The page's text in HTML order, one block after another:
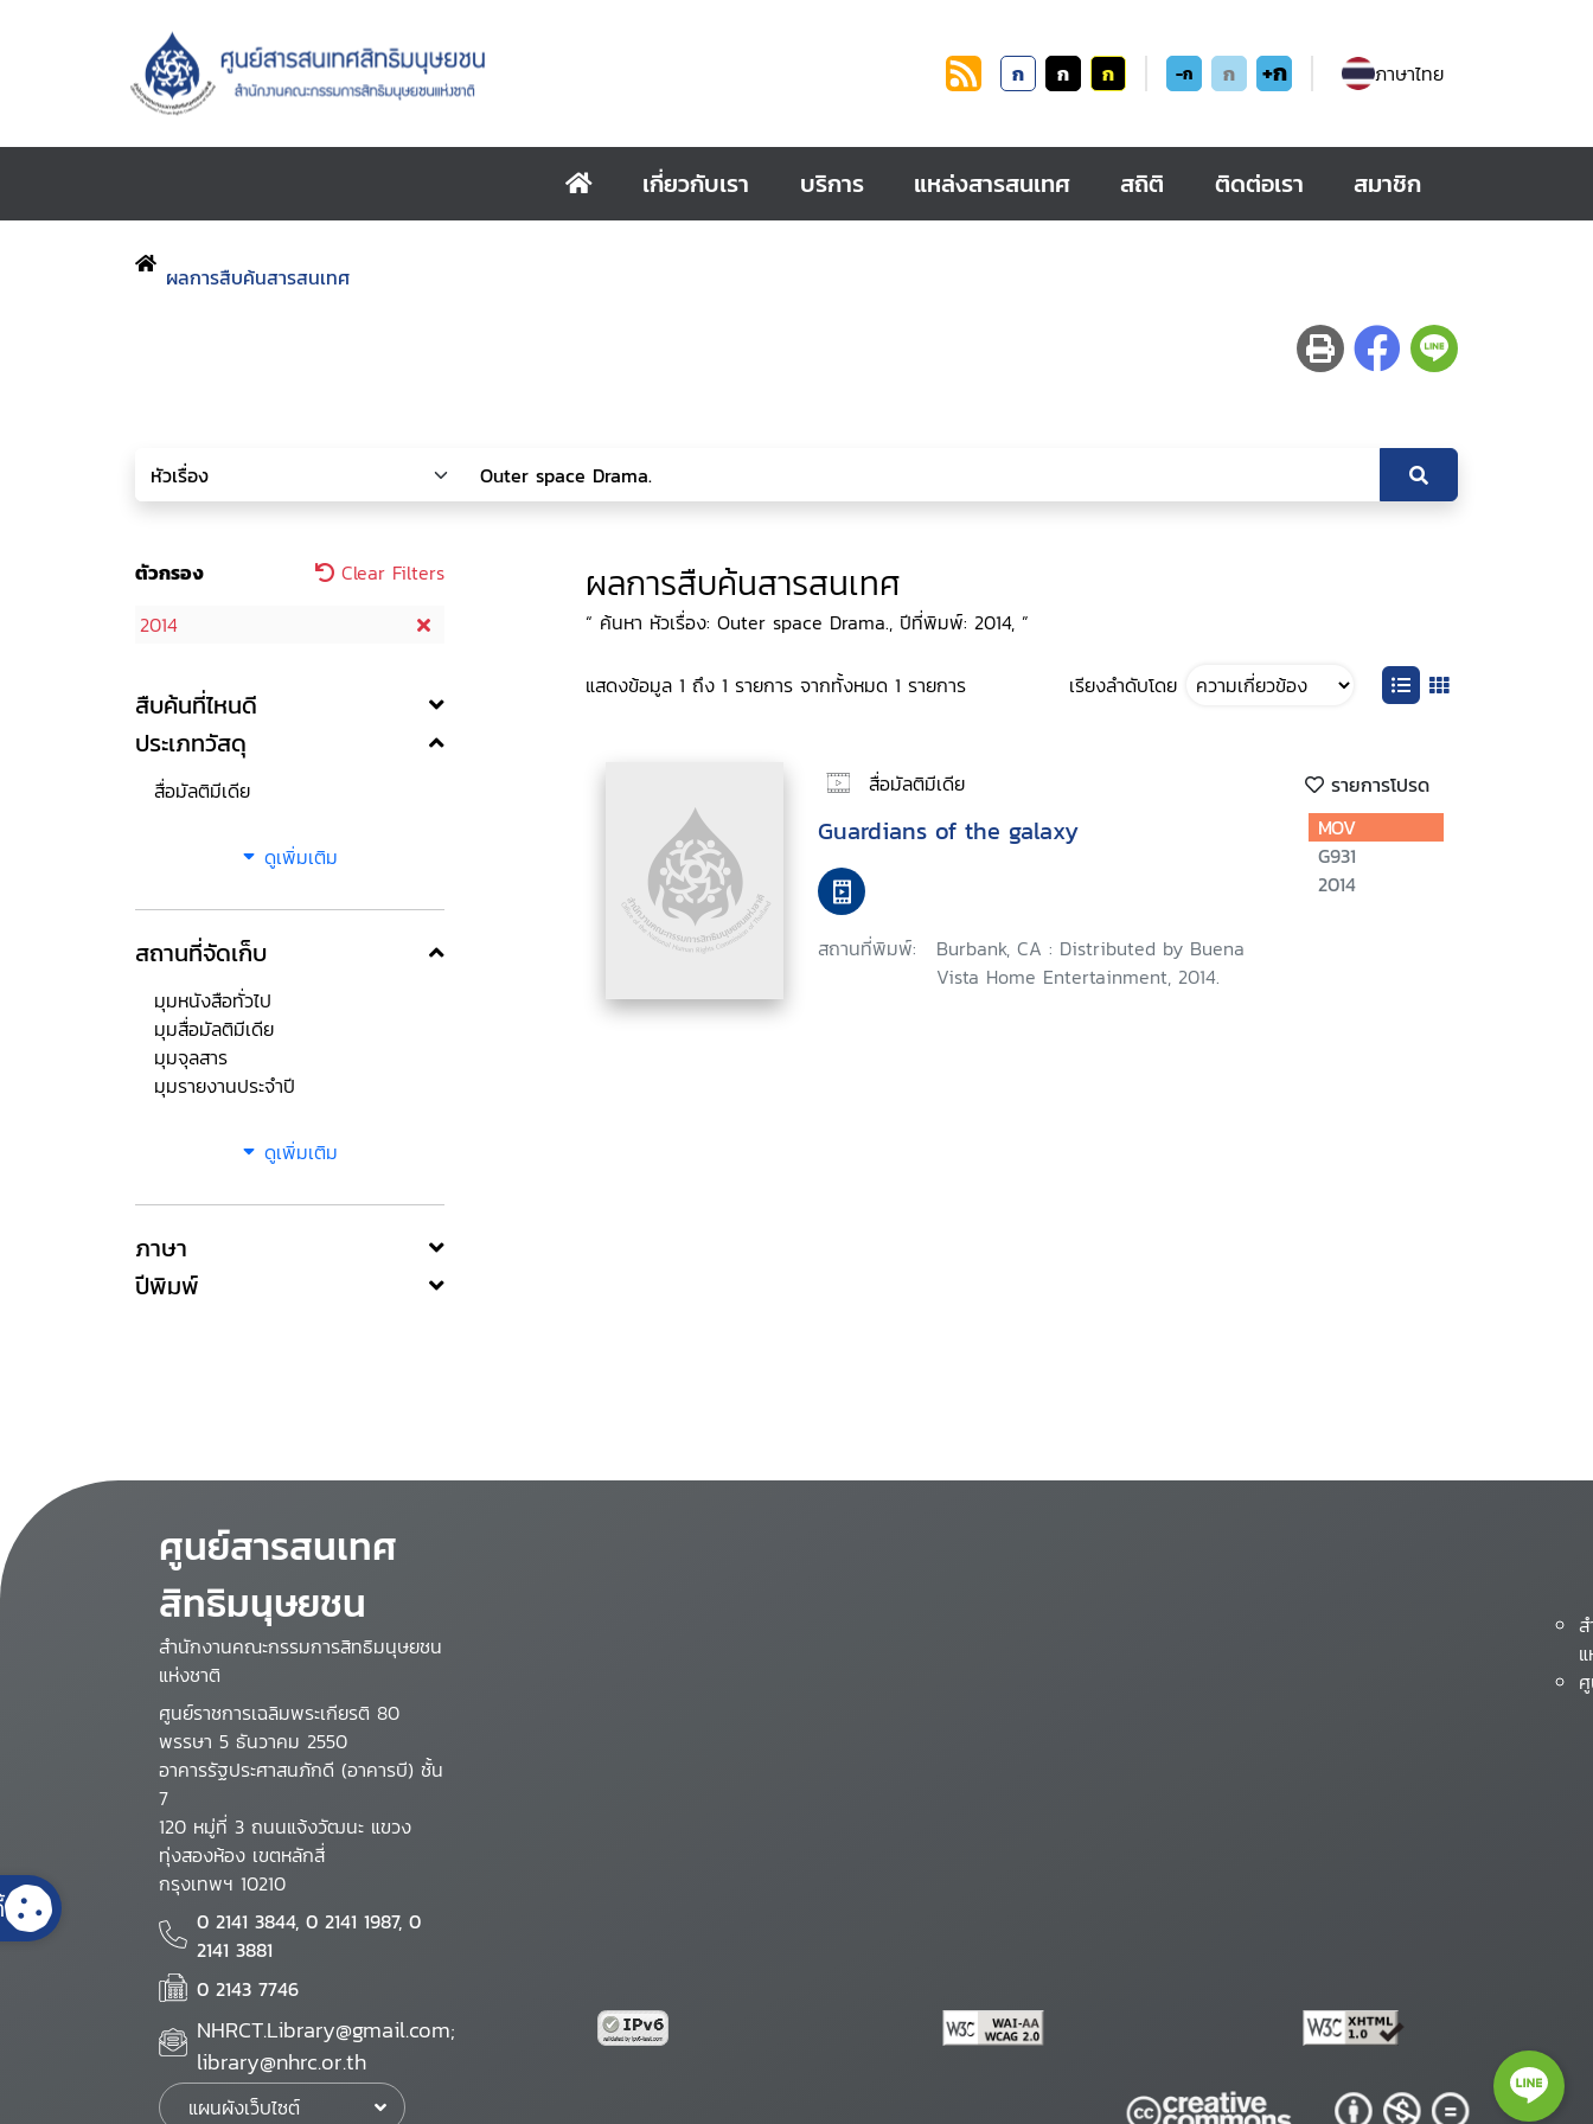
ก ก ก -ก ก +ก ภาษาไทย
เกี่ยวกับเรา บริการ แหล่งสารสนเทศ สถิติ ติดต่อเรา สมาชิก
ผลการสืบค้นสารสนเทศ
ตัวกรอง
Clear Filters
2014
สืบค้นที่ไหนดี
ประเภทวัสดุ
สื่อมัลติมีเดีย
ดูเพิ่มเติม
สถานที่จัดเก็บ
มุมหนังสือทั่วไป
มุมสื่อมัลติมีเดีย
มุมจุลสาร
มุมรายงานประจำปี
ดูเพิ่มเติม
ภาษา
ปีพิมพ์
ผลการสืบค้นสารสนเทศ
“ ค้นหา หัวเรื่อง: Outer space Drama., ปีที่พิมพ์: 2014, ”
แสดงข้อมูล 1 ถึง 1 รายการ จากทั้งหมด 1 รายการ เรียงลำดับโดย
สื่อมัลติมีเดีย รายการโปรด
Guardians of the galaxy
สถานที่พิมพ์:
Burbank, CA : Distributed by Buena
Vista Home Entertainment, 2014.
MOV
G931
2014
ศูนย์สารสนเทศ
สิทธิมนุษยชน
สำนักงานคณะกรรมการสิทธิมนุษยชน
แห่งชาติ
ศูนย์ราชการเฉลิมพระเกียรติ 80
พรรษา 5 ธันวาคม 2550
อาคารรัฐประศาสนภักดี (อาคารบี) ชั้น
7
120 หมู่ที่ 3 ถนนแจ้งวัฒนะ แขวง
ทุ่งสองห้อง เขตหลักสี่
กรุงเทพฯ 10210
0 2141 3844, 0 2141 1987, 0
2141 3881
0 2143 7746
NHRCT.Library@gmail.com;
library@nhrc.or.th
แผนผังเว็บไซต์